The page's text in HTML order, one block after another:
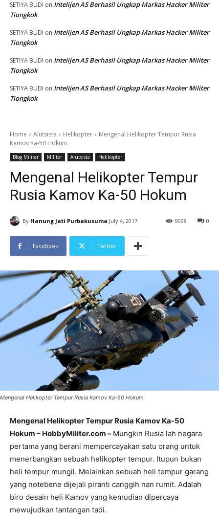
SETIYA BUDI on Intelijen AS Berhasil Ungkap Markas Hacker Militer
Tiongkok
SETIYA BUDI on Intelijen AS Berhasil Ungkap Markas Hacker Militer
Tiongkok
SETIYA BUDI on Intelijen AS Berhasil Ungkap Markas Hacker Militer
Tiongkok
SETIYA BUDI on Intelijen AS Berhasil Ungkap Markas Hacker Militer
Tiongkok